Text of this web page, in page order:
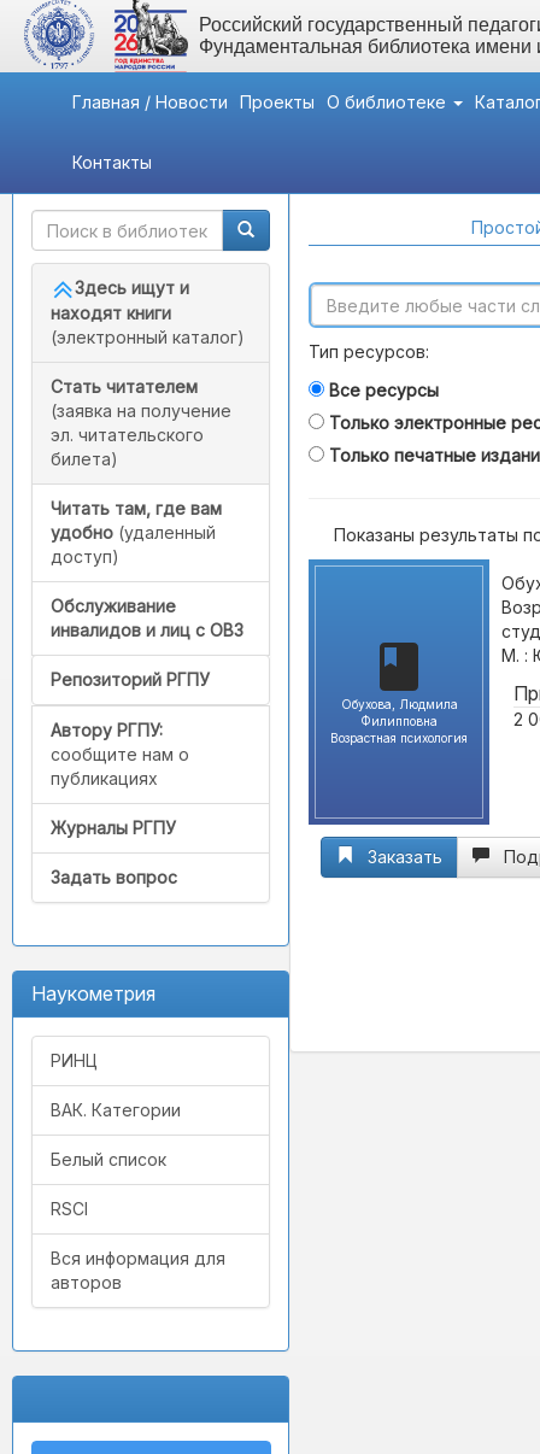
Российский государственный
Фундаментальная библиотека
Главная / Новости Проекты О библиотеке
Контакты
Быстрый доступ
Здесь ищут и
находят книги
(электронный каталог)
Стать читателем
(заявка на получение
эл. читательского
билета)
Читать там, где вам
удобно (удаленный
доступ)
Обслуживание
инвалидов и лиц с ОВЗ
Репозиторий РГПУ
Автору РГПУ:
сообщите нам о
публикациях
Журналы РГПУ
Задать вопрос
Наукометрия
РИНЦ
ВАК. Категории
Белый список
RSCI
Вся информация для
авторов
Тип ресурсов:
Все ресурсы
Только электронные
Только печатные
Показаны результаты
Обухова, Людмила
Филипповна
Возрастная психология
М. :
2
Заказать